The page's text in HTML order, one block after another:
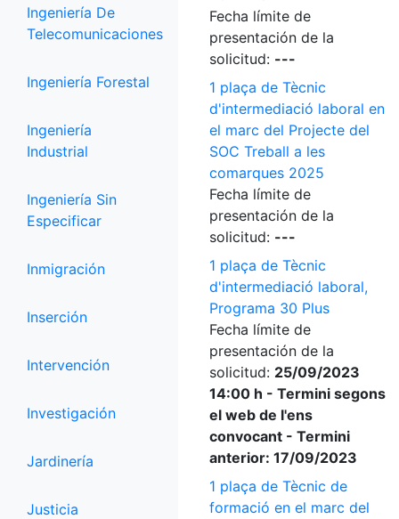
Ingeniería De
Telecomunicaciones
Ingeniería Forestal
Ingeniería
Industrial
Ingeniería Sin
Especificar
Inmigración
Inserción
Intervención
Investigación
Jardinería
Justicia
Fecha límite de
presentación de la
solicitud: ---
1 plaça de Tècnic
d'intermediació laboral en
el marc del Projecte del
SOC Treball a les
comarques 2025
Fecha límite de
presentación de la
solicitud: ---
1 plaça de Tècnic
d'intermediació laboral,
Programa 30 Plus
Fecha límite de
presentación de la
solicitud: 25/09/2023
14:00 h - Termini segons
el web de l'ens
convocant - Termini
anterior: 17/09/2023
1 plaça de Tècnic de
formació en el marc del